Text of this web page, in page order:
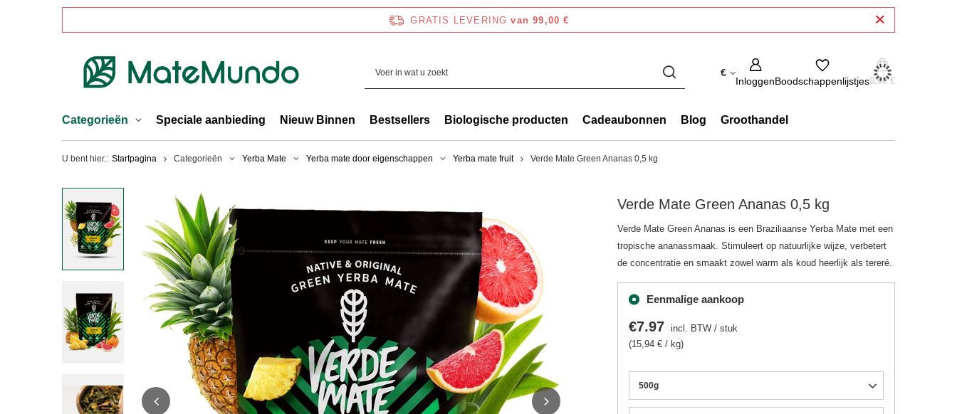
GRATIS LEVERING van 99,00 €
€
InloggenBoodschappenlijstjes0,00 €
Categorieën Speciale aanbieding Nieuw Binnen Bestsellers Biologische producten Cadeaubonnen Blog Groothandel
U bent hier.: Startpagina Categorieën Yerba Mate Yerba mate door eigenschappen Yerba mate fruit Verde Mate Green Ananas 0,5 kg
Verde Mate Green Ananas 0,5 kg
Verde Mate Green Ananas is een Braziliaanse Yerba Mate met een
tropische ananassmaak. Stimuleert op natuurlijke wijze, verbetert
de concentratie en smaakt zowel warm als koud heerlijk als tereré.
Eenmalige aankoop
500g
€7.97 incl. BTW /stuk
(15,94 € / kg)